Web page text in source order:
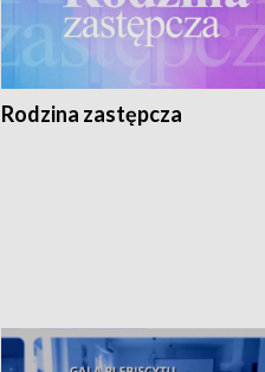
Rodzina zastępcza